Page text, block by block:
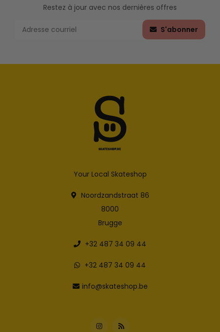
Restez à jour avec nos dernières offres
S'abonner
Your Local Skateshop
Noordzandstraat 86
8000
Brugge
+32 487 34 09 44
+32 487 34 09 44
info@skateshop.be